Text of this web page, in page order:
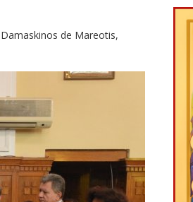
de Mareotis,